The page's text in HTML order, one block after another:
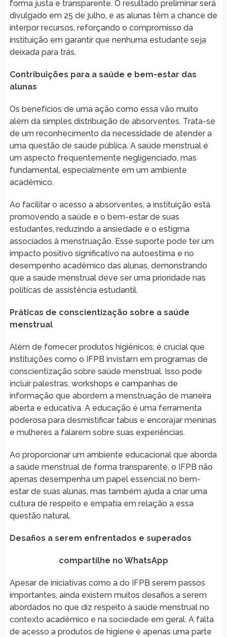
forma justa e transparente. O resultado preliminar será
divulgado em 25 de julho, e as alunas têm a chance de
interpor recursos, reforçando o compromisso da
instituição em garantir que nenhuma estudante seja
deixada para trás.
Contribuições para a saúde e bem-estar das
alunas
Os benefícios de uma ação como essa vão muito
além da simples distribuição de absorventes. Trata-se
de um reconhecimento da necessidade de atender a
uma questão de saúde pública. A saúde menstrual é
um aspecto frequentemente negligenciado, mas
fundamental, especialmente em um ambiente
acadêmico.
Ao facilitar o acesso a absorventes, a instituição está
promovendo a saúde e o bem-estar de suas
estudantes, reduzindo a ansiedade e o estigma
associados à menstruação. Esse suporte pode ter um
impacto positivo significativo na autoestima e no
desempenho acadêmico das alunas, demonstrando
que a saúde menstrual deve ser uma prioridade nas
políticas de assistência estudantil.
Práticas de conscientização sobre a saúde
menstrual
Além de fornecer produtos higiênicos, é crucial que
instituições como o IFPB invistam em programas de
conscientização sobre saúde menstrual. Isso pode
incluir palestras, workshops e campanhas de
informação que abordem a menstruação de maneira
aberta e educativa. A educação é uma ferramenta
poderosa para desmistificar tabus e encorajar meninas
e mulheres a falarem sobre suas experiências.
Ao proporcionar um ambiente educacional que aborda
a saúde menstrual de forma transparente, o IFPB não
apenas desempenha um papel essencial no bem-
estar de suas alunas, mas também ajuda a criar uma
cultura de respeito e empatia em relação a essa
questão natural.
Desafios a serem enfrentados e superados
compartilhe no WhatsApp
Apesar de iniciativas como a do IFPB serem passos
importantes, ainda existem muitos desafios a serem
abordados no que diz respeito à saúde menstrual no
contexto acadêmico e na sociedade em geral. A falta
de acesso a produtos de higiene é apenas uma parte